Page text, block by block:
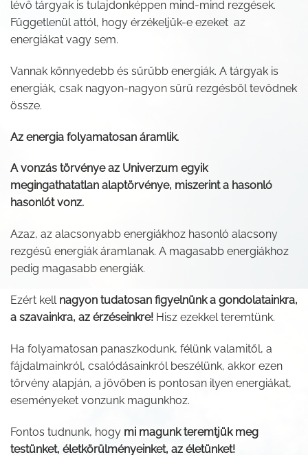
lévő tárgyak is tulajdonképpen mind-mind rezgések.
Függetlenül attól, hogy érzékeljük-e ezeket az
energiákat vagy sem.
Vannak könnyedebb és sűrűbb energiák. A tárgyak is
energiák, csak nagyon-nagyon sűrű rezgésből tevődnek
össze.
Az energia folyamatosan áramlik.
A vonzás törvénye az Univerzum egyik
megingathatatlan alaptörvénye, miszerint a hasonló
hasonlót vonz.
Azaz, az alacsonyabb energiákhoz hasonló alacsony
rezgésű energiák áramlanak. A magasabb energiákhoz
pedig magasabb energiák.
Ezért kell nagyon tudatosan figyelnünk a gondolatainkra,
a szavainkra, az érzéseinkre! Hisz ezekkel teremtünk.
Ha folyamatosan panaszkodunk, félünk valamitől, a
fájdalmainkról, csalódásainkról beszélünk, akkor ezen
törvény alapján, a jövőben is pontosan ilyen energiákat,
eseményeket vonzunk magunkhoz.
Fontos tudnunk, hogy mi magunk teremtjük meg
testünket, életkörülményeinket, az életünket!